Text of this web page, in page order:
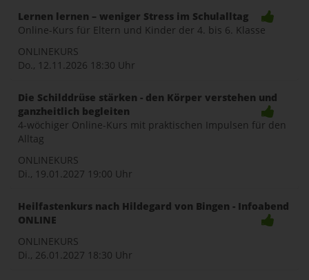
Lernen lernen – weniger Stress im Schulalltag
Online-Kurs für Eltern und Kinder der 4. bis 6. Klasse
ONLINEKURS
Do., 12.11.2026 18:30 Uhr
Die Schilddrüse stärken - den Körper verstehen und
ganzheitlich begleiten
4-wöchiger Online-Kurs mit praktischen Impulsen für den
Alltag
ONLINEKURS
Di., 19.01.2027 19:00 Uhr
Heilfastenkurs nach Hildegard von Bingen - Infoabend
ONLINE
ONLINEKURS
Di., 26.01.2027 18:30 Uhr